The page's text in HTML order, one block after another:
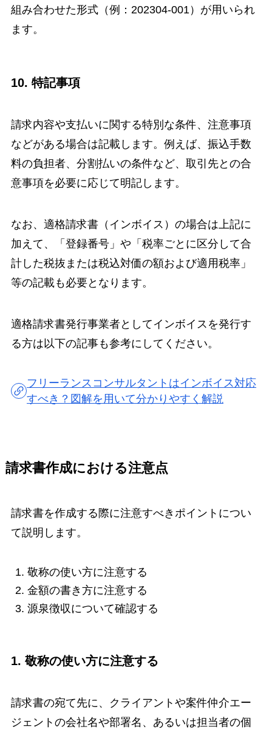
組み合わせた形式（例：202304-001）が用いられ
ます。
10. 特記事項
請求内容や支払いに関する特別な条件、注意事項
などがある場合は記載します。例えば、振込手数
料の負担者、分割払いの条件など、取引先との合
意事項を必要に応じて明記します。
なお、適格請求書（インボイス）の場合は上記に
加えて、「登録番号」や「税率ごとに区分して合
計した税抜または税込対価の額および適用税率」
等の記載も必要となります。
適格請求書発行事業者としてインボイスを発行す
る方は以下の記事も参考にしてください。
フリーランスコンサルタントはインボイス対応
すべき？図解を用いて分かりやすく解説
請求書作成における注意点
請求書を作成する際に注意すべきポイントについ
て説明します。
敬称の使い方に注意する
金額の書き方に注意する
源泉徴収について確認する
1. 敬称の使い方に注意する
請求書の宛て先に、クライアントや案件仲介エー
ジェントの会社名や部署名、あるいは担当者の個